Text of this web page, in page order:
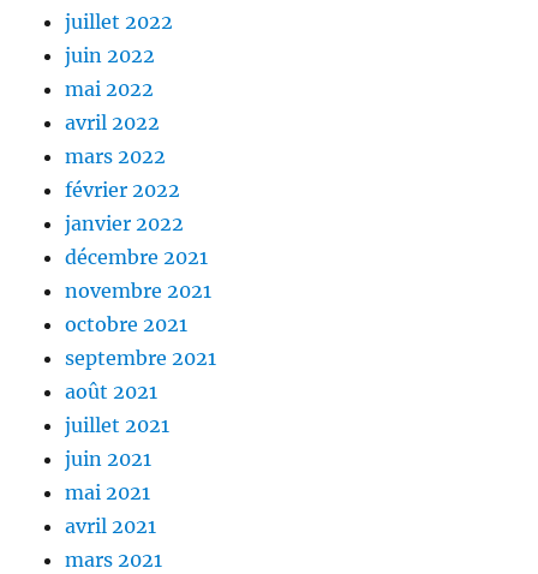
juillet 2022
juin 2022
mai 2022
avril 2022
mars 2022
février 2022
janvier 2022
décembre 2021
novembre 2021
octobre 2021
septembre 2021
août 2021
juillet 2021
juin 2021
mai 2021
avril 2021
mars 2021